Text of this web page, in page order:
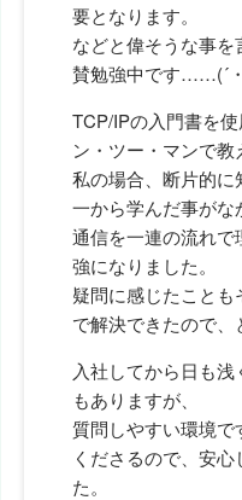
要となります。
などと偉そうな事
賛勉強中です……(´
TCP/IPの入門書を
ン・ツー・マンで教
私の場合、断片的に
一から学んだ事がな
通信を一連の流れ
強になりました。
疑問に感じたこと
で解決できたので、
入社してから日も
もありますが、
質問しやすい環境で
くださるので、安
た。